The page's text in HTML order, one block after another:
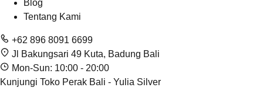
Blog
Tentang Kami
+62 896 8091 6699
Jl Bakungsari 49 Kuta, Badung Bali
Mon-Sun: 10:00 - 20:00
Kunjungi Toko Perak Bali - Yulia Silver